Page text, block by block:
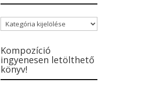
Blogbejegyzések
kategóriái
Kompozíció
ingyenesen letölthető
könyv!